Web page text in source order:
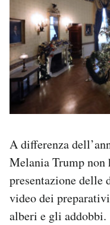
A differenza
Melania Trump non
presentazione delle
video dei
alberi e gli addobbi.